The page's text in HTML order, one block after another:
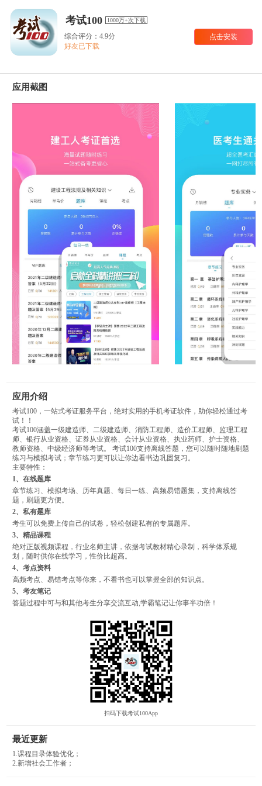
考试100 1000万+次下载
综合评分：4.9分
好友已下载
点击安装
应用截图
应用介绍
考试100，一站式考证服务平台，绝对实用的手机考证软件，助你轻松通过考
试！！
考试100涵盖一级建造师、二级建造师、消防工程师、造价工程师、监理工程
师、银行从业资格、证券从业资格、会计从业资格、执业药师、护士资格、
教师资格、中级经济师等考试。 考试100支持离线答题，您可以随时随地刷题
练习与模拟考试；章节练习更可以让你边看书边巩固复习。
主要特性：
1、在线题库
章节练习、模拟考场、历年真题、每日一练、高频易错题集，支持离线答
题，刷题更方便。
2、私有题库
考生可以免费上传自己的试卷，轻松创建私有的专属题库。
3、精品课程
绝对正版视频课程，行业名师主讲，依据考试教材精心录制，科学体系规
划，随时供你在线学习，性价比超高。
4、考点资料
高频考点、易错考点等你来，不看书也可以掌握全部的知识点。
5、考友笔记
答题过程中可与和其他考生分享交流互动,学霸笔记让你事半功倍！
扫码下载考试100App
最近更新
1.课程目录体验优化；
2.新增社会工作者；